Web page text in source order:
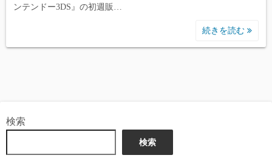
ンテンドー3DS』の初週販…
続きを読む
検索
検索